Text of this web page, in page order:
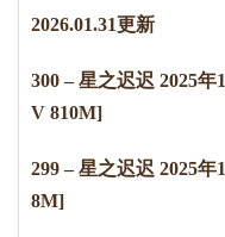
2026.01.31更新
300 – 星之迟迟 2025
V 810M]
299 – 星之迟迟 2025
8M]